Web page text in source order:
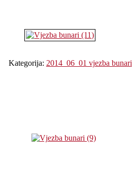
Kategorija: 2014_06_01 vjezba bunari